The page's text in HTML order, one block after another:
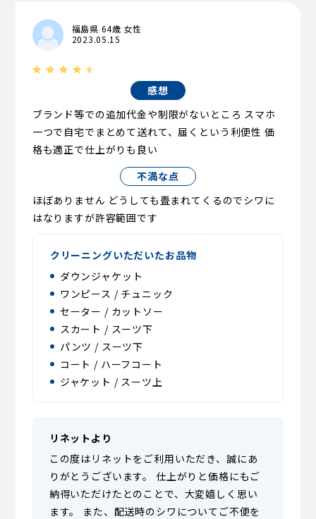
福島県 64歳 女性
2023.05.15
感想
ブランド等での追加代金や制限がないところ スマホ
一つで自宅でまとめて送れて、届くという利便性 価
格も適正で仕上がりも良い
不満な点
ほぼありません どうしても畳まれてくるのでシワに
はなりますが許容範囲です
クリーニングいただいたお品物
ダウンジャケット
ワンピース / チュニック
セーター / カットソー
スカート / スーツ下
パンツ / スーツ下
コート / ハーフコート
ジャケット / スーツ上
リネットより
この度はリネットをご利用いただき、誠にあ
りがとうございます。 仕上がりと価格にもご
納得いただけたとのことで、大変嬉しく思い
ます。 また、配送時のシワについてご不便を